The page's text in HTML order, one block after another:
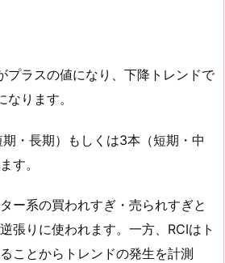
プラスの値になり、下降トレンドで
ります。
・長期）もしくは3本（短期・中
す。
ー系の買われすぎ・売られすぎと
張りに使われます。一方、RCIはト
ことからトレンドの発生を計測